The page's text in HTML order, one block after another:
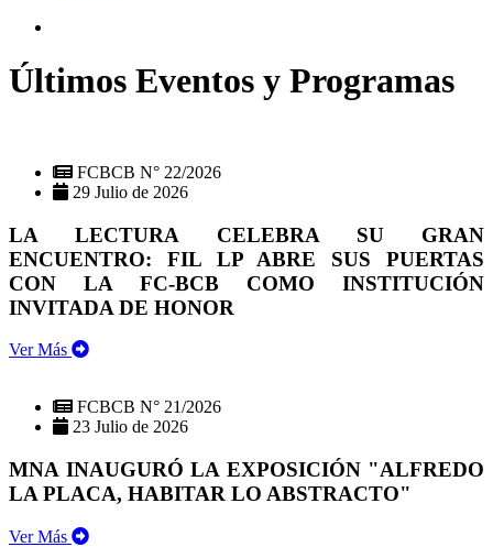
Últimos Eventos y Programas
FCBCB N° 22/2026
29 Julio de 2026
LA LECTURA CELEBRA SU GRAN
ENCUENTRO: FIL LP ABRE SUS PUERTAS
CON LA FC-BCB COMO INSTITUCIÓN
INVITADA DE HONOR
Ver Más
FCBCB N° 21/2026
23 Julio de 2026
MNA INAUGURÓ LA EXPOSICIÓN "ALFREDO
LA PLACA, HABITAR LO ABSTRACTO"
Ver Más